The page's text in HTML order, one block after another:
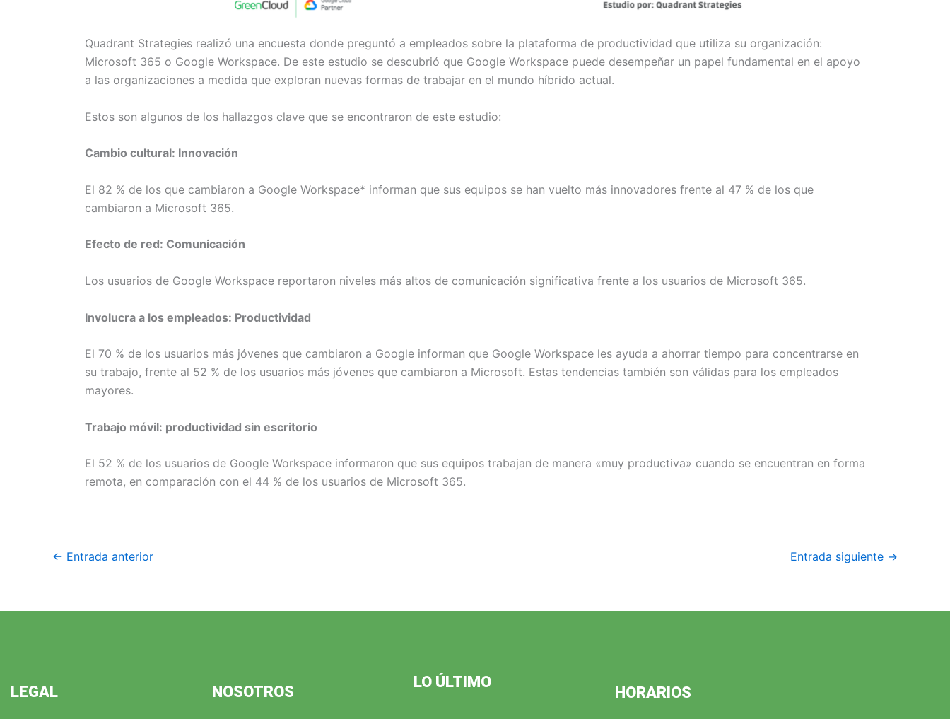
Quadrant Strategies realizó una encuesta donde preguntó a empleados sobre la plataforma de productividad que utiliza su organización:
Microsoft 365 o Google Workspace. De este estudio se descubrió que Google Workspace puede desempeñar un papel fundamental en el apoyo
a las organizaciones a medida que exploran nuevas formas de trabajar en el mundo híbrido actual.
Estos son algunos de los hallazgos clave que se encontraron de este estudio:
Cambio cultural: Innovación
El 82 % de los que cambiaron a Google Workspace* informan que sus equipos se han vuelto más innovadores frente al 47 % de los que
cambiaron a Microsoft 365.
Efecto de red: Comunicación
Los usuarios de Google Workspace reportaron niveles más altos de comunicación significativa frente a los usuarios de Microsoft 365.
Involucra a los empleados: Productividad
El 70 % de los usuarios más jóvenes que cambiaron a Google informan que Google Workspace les ayuda a ahorrar tiempo para concentrarse en
su trabajo, frente al 52 % de los usuarios más jóvenes que cambiaron a Microsoft. Estas tendencias también son válidas para los empleados
mayores.
Trabajo móvil: productividad sin escritorio
El 52 % de los usuarios de Google Workspace informaron que sus equipos trabajan de manera «muy productiva» cuando se encuentran en forma
remota, en comparación con el 44 % de los usuarios de Microsoft 365.
← Entrada anterior Entrada siguiente →
LEGAL NOSOTROS
LO ÚLTIMO
HORARIOS